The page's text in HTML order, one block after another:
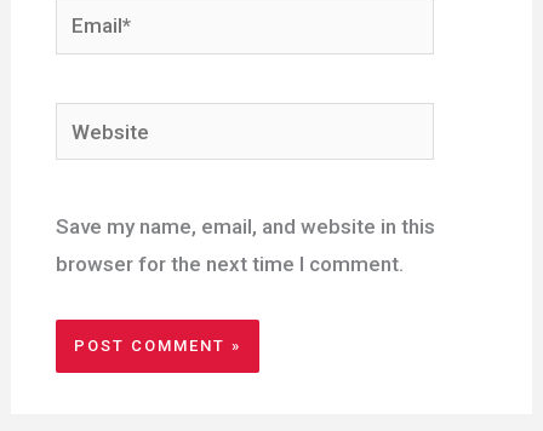
Email*
Website
Save my name, email, and website in this
browser for the next time I comment.